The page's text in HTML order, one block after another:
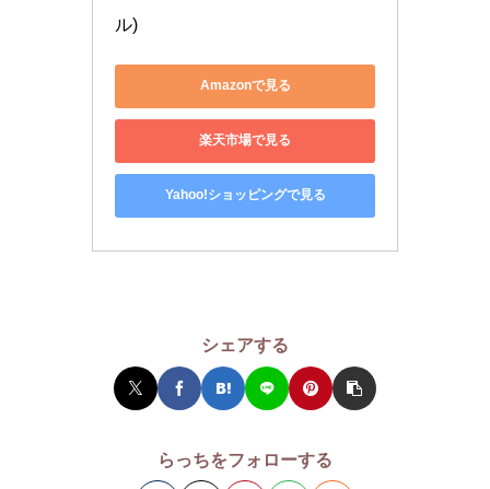
ル)
Amazonで見る
楽天市場で見る
Yahoo!ショッピングで見る
シェアする
らっちをフォローする